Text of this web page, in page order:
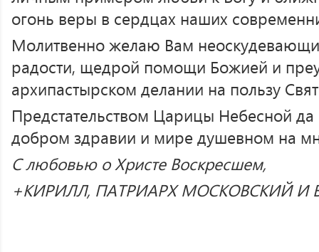
огонь веры в сердцах наших
Молитвенно желаю Вам
радости, щедрой помощи Божией и
архипастырском делании на пользу
Предстательством Царицы Небесной да
добром здравии и мире душевном на
С любовью о Христе Воскресшем,
+КИРИЛЛ, ПАТРИАРХ МОСКОВСКИЙ И